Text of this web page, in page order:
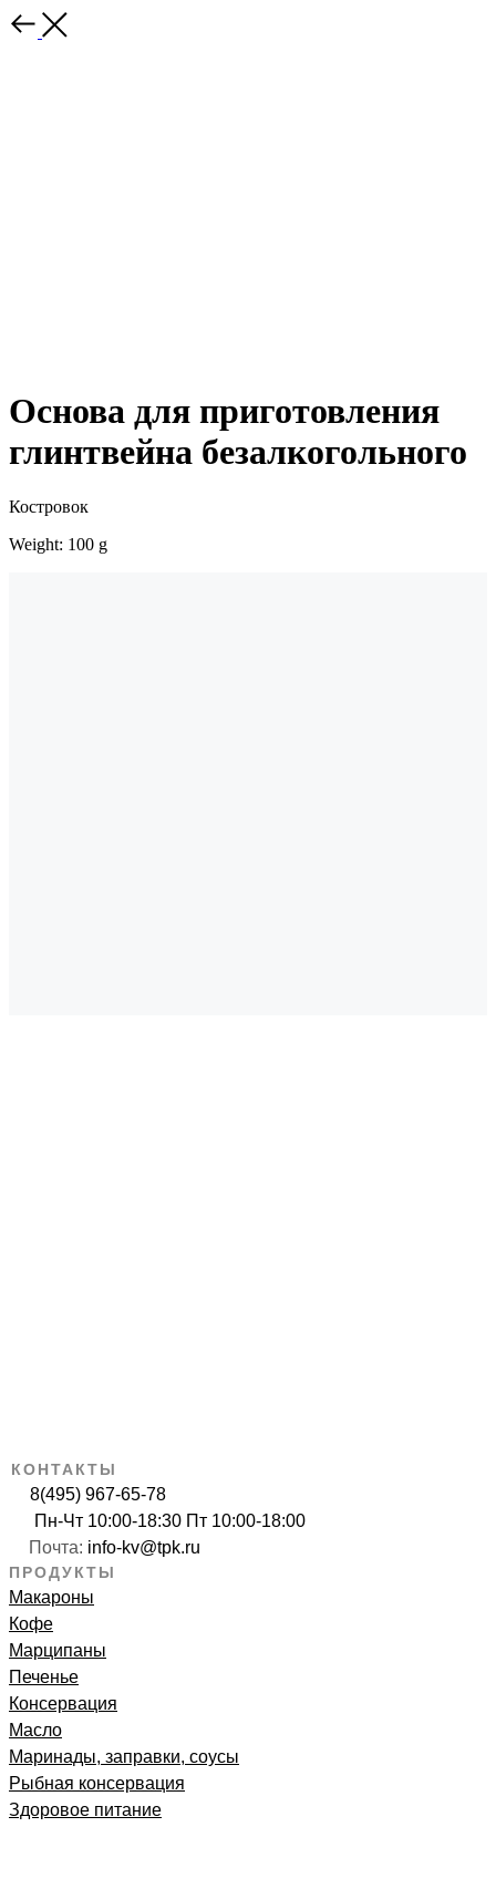
Основа для приготовления
глинтвейна безалкогольного
Костровок
Weight: 100 g
КОНТАКТЫ
8(495) 967-65-78
Пн-Чт 10:00-18:30 Пт 10:00-18:00
Почта: info-kv@tpk.ru
ПРОДУКТЫ
Макароны
Кофе
Марципаны
Печенье
Консервация
Масло
Маринады, заправки, соусы
Рыбная консервация
Здоровое питание